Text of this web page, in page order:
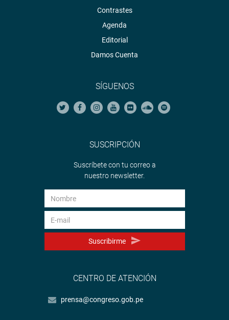
Contrastes
Agenda
Editorial
Damos Cuenta
SÍGUENOS
SUSCRIPCIÓN
Suscríbete con tu correo a
nuestro newsletter.
Suscribirme
CENTRO DE ATENCIÓN
prensa@congreso.gob.pe